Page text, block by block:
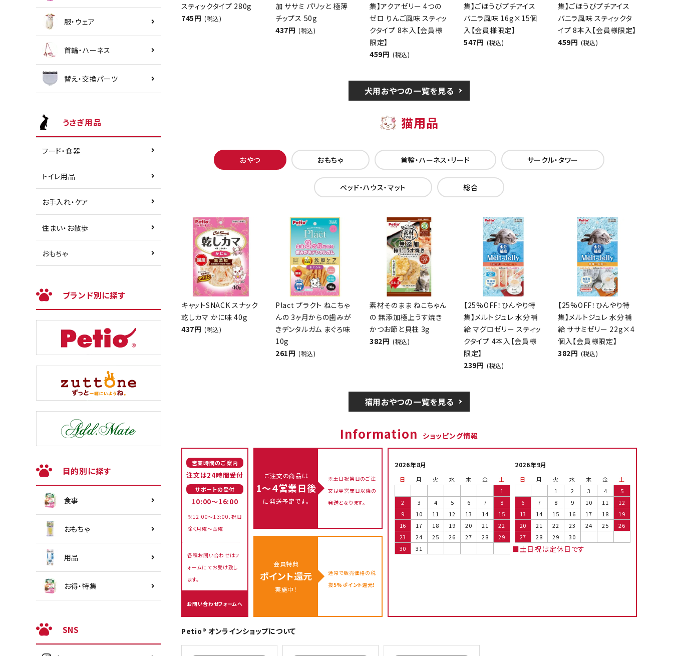
服・ウェア
首輪・ハーネス
替え・交換パーツ
うさぎ用品
フード・食器
トイレ用品
お手入れ・ケア
住まい・お散歩
おもちゃ
ブランド別に探す
目的別に探す
食事
おもちゃ
用品
お得・特集
SNS
スティックタイプ 280g
745円 (税込)
加 ササミ パリッと 極薄
チップス 50g
437円 (税込)
集】アクアゼリー 4つの
ゼロ りんご風味 スティッ
クタイプ 8本入【会員様
限定】
459円 (税込)
集】ごほうびプチアイス
バニラ風味 16g×15個
入【会員様限定】
547円 (税込)
集】ごほうびプチアイス
バニラ風味 スティックタ
イプ 8本入【会員様限定】
459円 (税込)
犬用おやつの一覧を見る
猫用品
おやつ おもちゃ 首輪・ハーネス・リード サークル・タワー
ベッド・ハウス・マット 総合
キャットSNACK スナック
乾しカマ かに味 40g
437円 (税込)
Plact プラクト ねこちゃ
んの 3ヶ月からの歯みが
きデンタルガム まぐろ味
10g
261円 (税込)
素材そのまま ねこちゃん
の 無添加極上うす焼き
かつお節と貝柱 3g
382円 (税込)
【25%OFF！ひんやり特
集】メルトジュレ 水分補
給 マグロゼリー スティッ
クタイプ 4本入【会員様
限定】
239円 (税込)
【25%OFF！ひんやり特
集】メルトジュレ 水分補
給 ササミゼリー 22g×4
個入【会員様限定】
382円 (税込)
猫用おやつの一覧を見る
Information ショッピング情報
営業時間のご案内
注文は24時間受付
サポートの受付
10:00～16:00
※12:00～13:00、祝日
除く月曜～金曜
各種お問い合わせはフ
ォームにてお受け致し
ます。
お問い合わせフォームへ
ご注文の商品は
1～４営業日後
に発送予定です。
※土日祝祭日のご注
文は翌営業日以降の
発送となります。
会員特典
ポイント還元
実施中！
通常で販売価格の税
抜5%ポイント還元！
2026年8月
日 月 火 水 木 金
土
1
2
3 4 5 6 7
8
9
10 11 12 13 14
15
16
17 18 19 20 21
22
23
24 25 26 27 28
29
30
31
2026年9月
日 月 火 水 木 金
土
1
2 3 4
5
6
7 8 9 10 11
12
13
14 15 16 17 18
19
20
21 22 23 24 25
26
27
28 29 30
■土日祝は定休日です
Petio® オンラインショップについて